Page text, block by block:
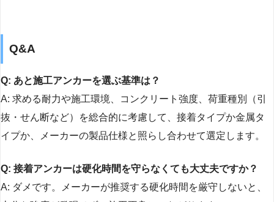
Q&A
Q: あと施工アンカーを選ぶ基準は？
A: 求める耐力や施工環境、コンクリート強度、荷重種別（引
抜・せん断など）を総合的に考慮して、接着タイプか金属タ
イプか、メーカーの製品仕様と照らし合わせて選定します。
Q: 接着アンカーは硬化時間を守らなくても大丈夫ですか？
A: ダメです。メーカーが推奨する硬化時間を厳守しないと、